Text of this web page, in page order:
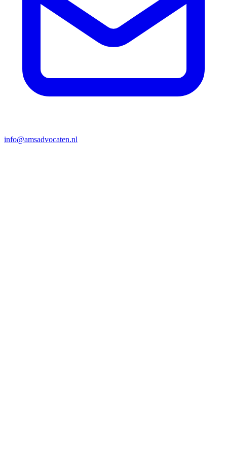
info@amsadvocaten.nl